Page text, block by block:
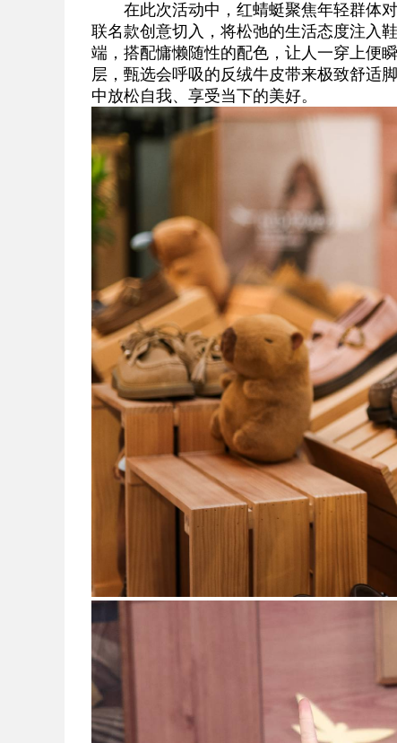
在此次活动中，红蜻蜓聚焦年轻群体
联名款创意切入，将松弛的生活态度注入
端，搭配慵懒随性的配色，让人一穿上便
层，甄选会呼吸的反绒牛皮带来极致舒适
中放松自我、享受当下的美好。